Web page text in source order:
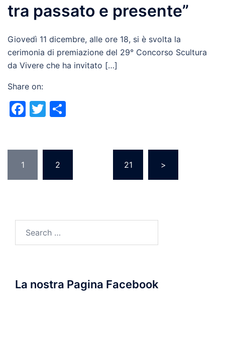
tra passato e presente”
Giovedì 11 dicembre, alle ore 18, si è svolta la
cerimonia di premiazione del 29° Concorso Scultura
da Vivere che ha invitato […]
Share on:
Facebook
Twitter
pagination
1 2 21 >
for:
La nostra Pagina Facebook